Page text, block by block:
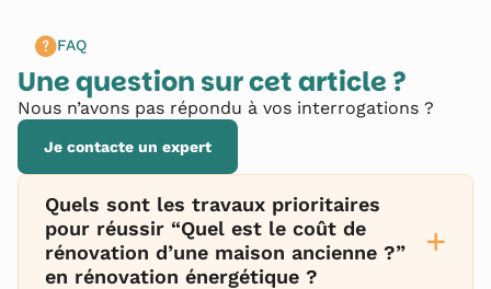
FAQ
Une question sur cet article ?
Nous n’avons pas répondu à vos interrogations ?
Je contacte un expert
Quels sont les travaux prioritaires
pour réussir “Quel est le coût de
rénovation d’une maison ancienne ?”
en rénovation énergétique ?
+